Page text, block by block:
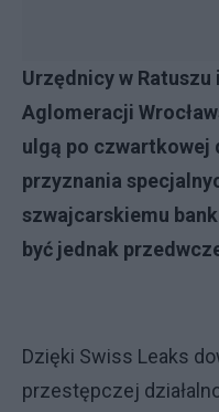
Urzędnicy w
Aglomeracji
ulgą po czwartkowej
przyznania
szwajcarskiemu
być jednak
Dzięki Swiss Leaks
przestępczej